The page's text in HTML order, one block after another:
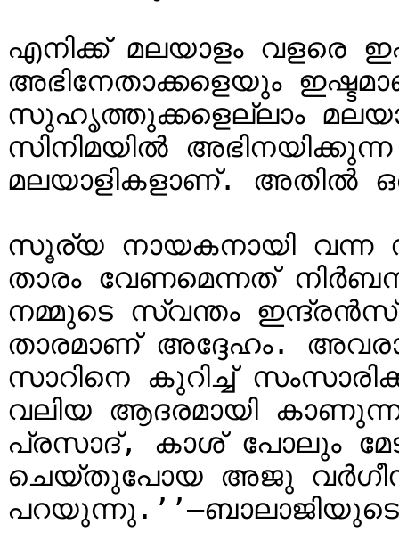
എനിക്ക് മലയാളം വളരെ
അഭിനേതാക്കളെയും
സുഹൃത്തുക്കളെല്ലാം
സിനിമയിൽ അഭിനയിക്കുന്ന
മലയാളികളാണ്. അതിൽ
സൂര്യ നായകനായി വന്ന
താരം വേണമെന്നത്
നമ്മുടെ സ്വന്തം
താരമാണ് അദ്ദേഹം.
സാറിനെ കുറിച്ച്
വലിയ ആദരമായി
പ്രസാദ്, കാശ് പോലും
ചെയ്തുപോയ അജു വർഗീസ്